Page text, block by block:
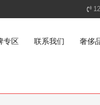
专区 联系我们 奢侈